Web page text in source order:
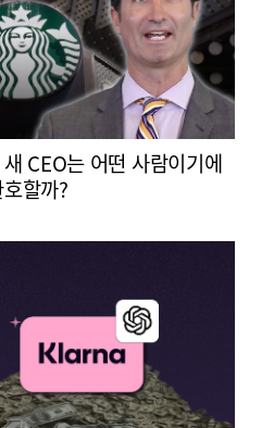
CEO는 어떤 사람이기에
할까?